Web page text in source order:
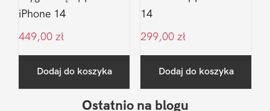
iPhone 14
449,00 zł
Dodaj do koszyka
14
299,00 zł
Dodaj do koszyka
Ostatnio na blogu